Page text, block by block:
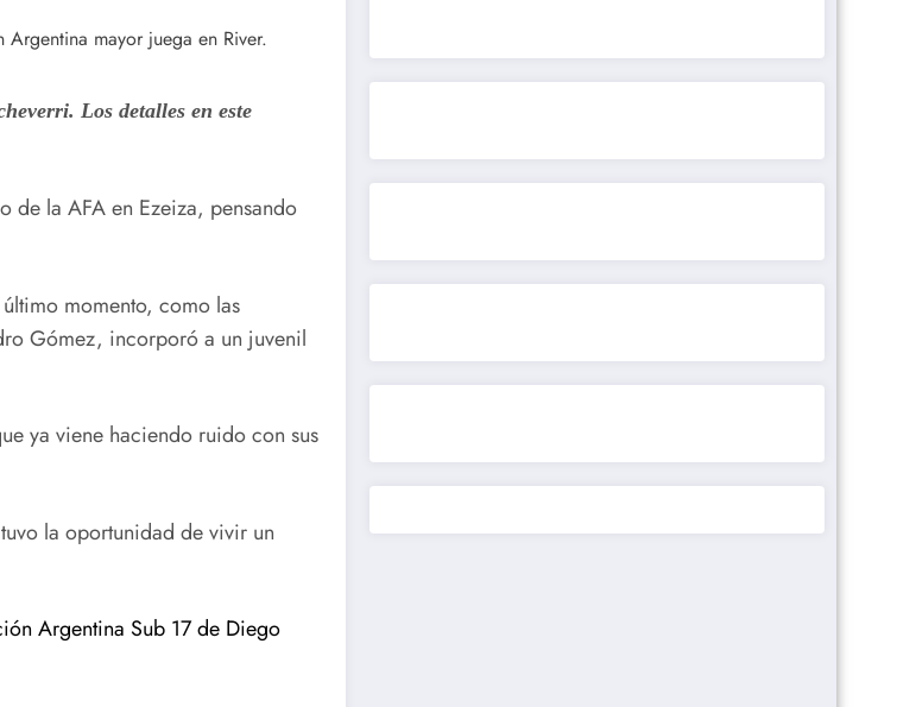
Los detalles en este
de la AFA en Ezeiza, pensando
momento, como las
Gómez, incorporó a un juvenil
ya viene haciendo ruido con sus
la oportunidad de vivir un
Argentina Sub 17 de Diego